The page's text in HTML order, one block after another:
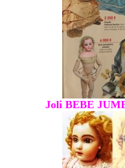
Joli BEBE